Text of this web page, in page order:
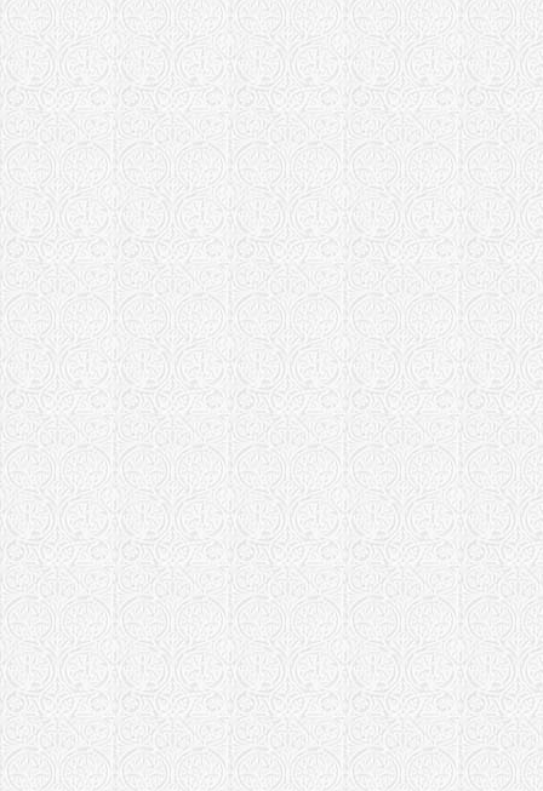
Липецкая
Храм
Храм
Храм
Большая
Луганская
Свято-
Лысковская и
Храм
Московская